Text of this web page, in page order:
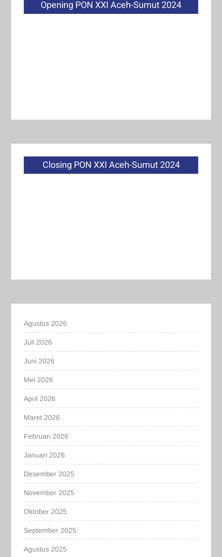
Opening PON XXI Aceh-Sumut 2024
Closing PON XXI Aceh-Sumut 2024
Agustus 2026
Juli 2026
Juni 2026
Mei 2026
April 2026
Maret 2026
Februari 2026
Januari 2026
Desember 2025
November 2025
Oktober 2025
September 2025
Agustus 2025